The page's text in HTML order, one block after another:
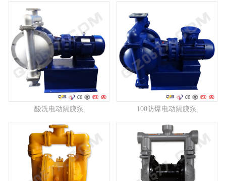
酸洗电动隔膜泵 100防爆电动隔膜泵